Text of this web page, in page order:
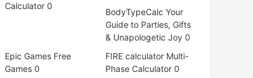
Calculator 0
BodyTypeCalc Your
Guide to Parties, Gifts
& Unapologetic Joy 0
Epic Games Free
Games 0
FIRE calculator Multi-
Phase Calculator 0